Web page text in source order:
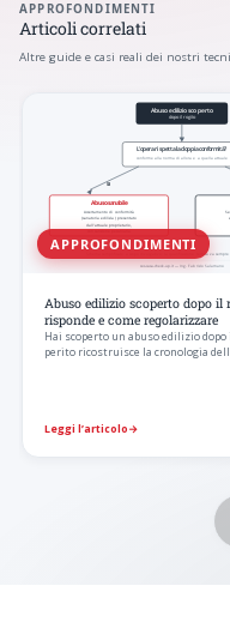
APPROFONDIMENTI
Articoli correlati
Altre guide e casi reali dei nostri
APPROFONDIMENTI
Abuso edilizio scoperto dopo il
risponde e come regolarizzare
Hai scoperto un abuso edilizio
perito ricostruisce la cronologia dell
Leggi l’articolo→